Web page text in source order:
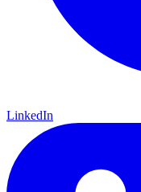
LinkedIn